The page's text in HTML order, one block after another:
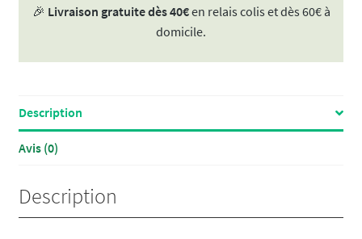
plantes
🎉 Livraison gratuite dès 40€en relais colis et dès 60€ à
domicile.
Description
Avis (0)
Description